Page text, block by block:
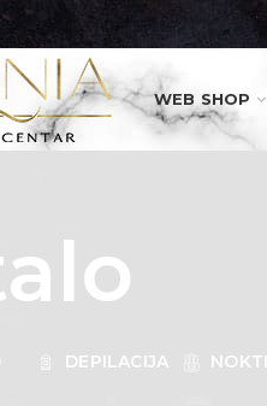
WEB SHOP
DEPILACIJA NOKTI